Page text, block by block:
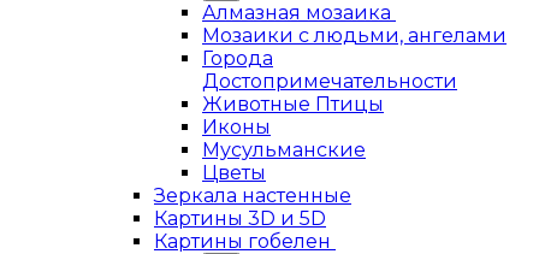
Алмазная мозаика
Мозаики с людьми, ангелами
Города
Достопримечательности
Животные Птицы
Иконы
Мусульманские
Цветы
Зеркала настенные
Картины 3D и 5D
Картины гобелен